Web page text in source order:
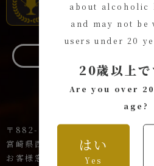
about alcoholic
and may not be
users under 20
20歳以上で
Are you over
age?
はい
Yes
〒882-1621
宮崎県西臼杵郡高千穂町岩戸144-1
お客様窓口 TEL:0120-44-8801